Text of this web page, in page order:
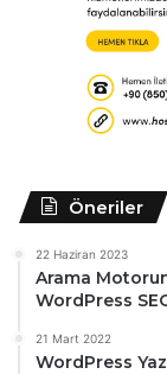
Öneriler
22 Haziran 2023
Arama
WordPress
21 Mart 2022
WordPress